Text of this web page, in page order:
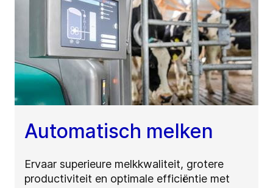
Automatisch melken
Ervaar superieure melkkwaliteit, grotere
productiviteit en optimale efficiëntie met